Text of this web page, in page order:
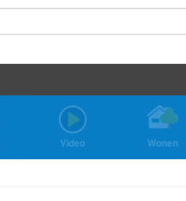
Video Wonen